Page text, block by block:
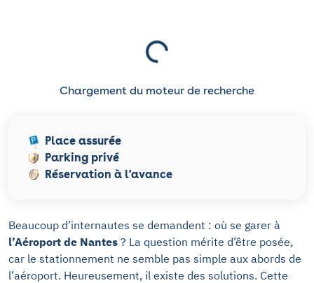
Chargement du moteur de recherche
Place assurée
Parking privé
Réservation à l'avance
Beaucoup d’internautes se demandent : où se garer à
l’Aéroport de Nantes ? La question mérite d’être posée,
car le stationnement ne semble pas simple aux abords de
l’aéroport. Heureusement, il existe des solutions. Cette